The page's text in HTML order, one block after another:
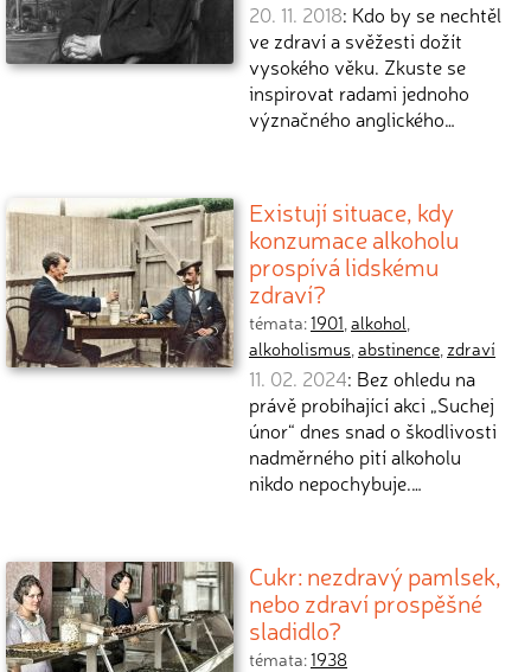
20. 11. 2018: Kdo by se nechtěl
ve zdraví a svěžesti dožít
vysokého věku. Zkuste se
inspirovat radami jednoho
význačného anglického…
Existují situace, kdy
konzumace alkoholu
prospívá lidskému
zdraví?
témata:1901,alkohol,
alkoholismus,abstinence, zdraví
11. 02. 2024: Bez ohledu na
právě probíhající akci „Suchej
únor“ dnes snad o škodlivosti
nadměrného pití alkoholu
nikdo nepochybuje.…
Cukr: nezdravý pamlsek,
nebo zdraví prospěšné
sladidlo?
témata:1938